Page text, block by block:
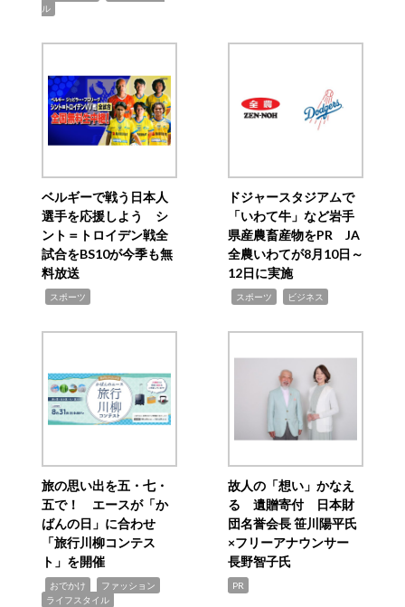
ル
ベルギーで戦う日本人
選手を応援しよう シ
ント＝トロイデン戦全
試合をBS10が今季も無
料放送
スポーツ
ドジャースタジアムで
「いわて牛」など岩手
県産農畜産物をPR JA
全農いわてが8月10日～
12日に実施
スポーツ ビジネス
旅の思い出を五・七・
五で！ エースが「か
ばんの日」に合わせ
「旅行川柳コンテス
ト」を開催
おでかけ ファッション
ライフスタイル
故人の「想い」かなえ
る 遺贈寄付 日本財
団名誉会長 笹川陽平氏
×フリーアナウンサー
長野智子氏
PR